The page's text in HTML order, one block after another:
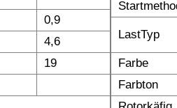
0,9
4,6
19
LastTyp
Farbe
Farbton